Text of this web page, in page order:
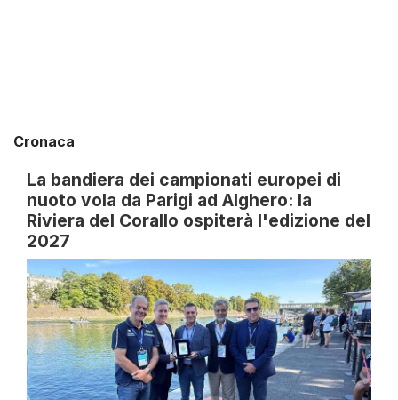
Cronaca
La bandiera dei campionati europei di
nuoto vola da Parigi ad Alghero: la
Riviera del Corallo ospiterà l'edizione del
2027